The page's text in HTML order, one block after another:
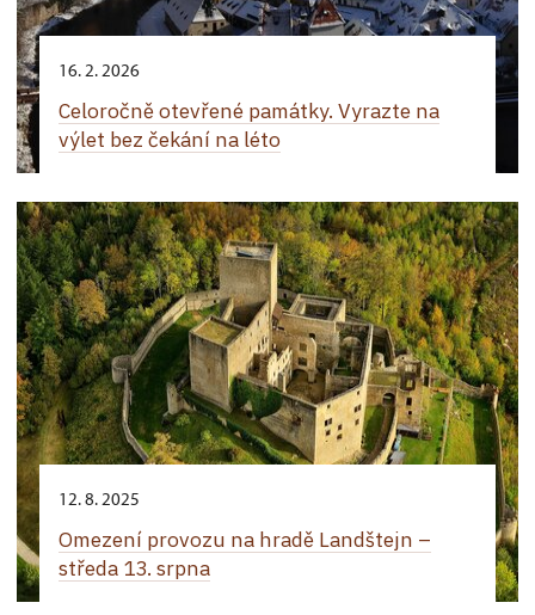
16. 2. 2026
Celoročně otevřené památky. Vyrazte na
výlet bez čekání na léto
12. 8. 2025
Omezení provozu na hradě Landštejn –
středa 13. srpna